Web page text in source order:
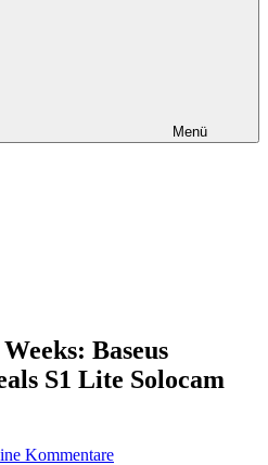
Menü
Baseus
S1 Lite Solocam
Kommentare